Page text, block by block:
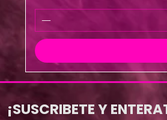
¡SUSCRIBETE Y